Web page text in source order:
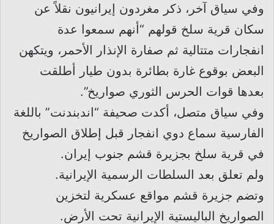
وفي سياق آخر، ذكر مغردون إيرانيون نقلاً عن
سكان قرية سلخ قولهم “أنهم سمعوا عدة
انفجارات متتالية ثم صفارة الإنذار الأحمر، ويتكهن
البعض بوقوع غارة بطائرة بدون طيار أطلقت
بعدها قوات الحرس الثوري صواريخ”.
وفي سياق متصل، أكدت صحيفة “اندبندنت” باللغة
الفارسية سماع دوي انفجار قبل إطلاق الصواريخ
في قرية سلخ بجزيرة قشم جنوب إيران.
ولم تعلق بعد السلطات الرسمية الإيرانية.
وتضم جزيرة قشم مواقع عسكرية لتخزين
الصواريخ الباليستية الإيرانية تحت الأرض.